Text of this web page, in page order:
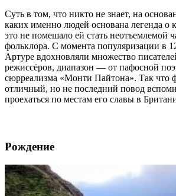
Суть в том, что никто не знает, на
каких именно людей основана легенда о
это не помешало ей стать неотъемлемой
фольклора. С момента популяризации в
Артуре вдохновляли множество
режиссёров, диапазон — от пафосной
сюрреализма «Монти Пайтона». Так
отличный, но не последний повод
проехаться по местам его славы в
Рождение